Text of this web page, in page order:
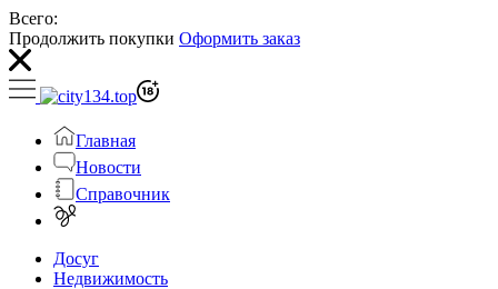
Всего:
Продолжить покупки Оформить заказ
Главная
Новости
Справочник
Досуг
Недвижимость